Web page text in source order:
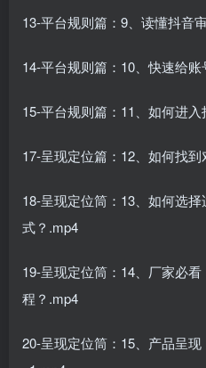
13-平台规则篇：9、读懂抖音
14-平台规则篇：10、快速给
15-平台规则篇：11、如何进
17-呈现定位篇：12、如何找
18-呈现定位筒：13、如何选
式？.mp4
19-呈现定位筒：14、厂家必
程？.mp4
20-呈现定位筒：15、产品呈